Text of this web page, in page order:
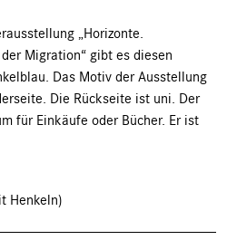
„Horizonte.
Migration“ gibt es diesen
Das Motiv der Ausstellung
Die Rückseite ist uni. Der
für Einkäufe oder Bücher. Er ist
Henkeln)